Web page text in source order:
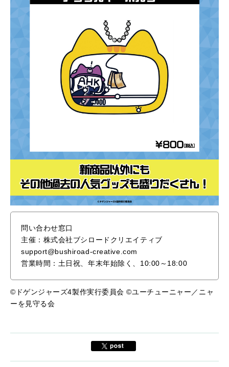
問い合わせ窓口
主催：株式会社ブシロードクリエイティブ
support@bushiroad-creative.com
営業時間：土日祝、年末年始除く、10:00～18:00
©ドゲンジャーズ4製作実行委員会 ©ユーチューニャー／ニャ
ーを見守る会